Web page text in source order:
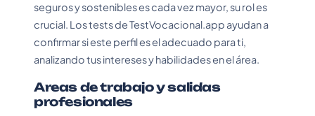
seguros y sostenibles es cada vez mayor, su rol es
crucial. Los tests de TestVocacional.app ayudan a
confirmar si este perfil es el adecuado para ti,
analizando tus intereses y habilidades en el área.
Areas de trabajo y salidas
profesionales